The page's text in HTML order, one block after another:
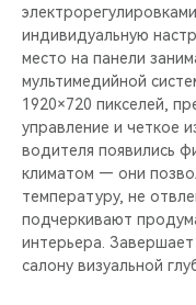
индивидуальную
место на панели
мультимедийной
1920×720 пикселей,
управление и четкое
водителя появились
климатом — они
температуру, не
подчеркивают
интерьера.
салону визуальной